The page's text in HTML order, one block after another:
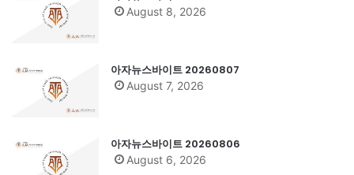
August 8, 2026
아자뉴스바이트 20260807
August 7, 2026
아자뉴스바이트 20260806
August 6, 2026